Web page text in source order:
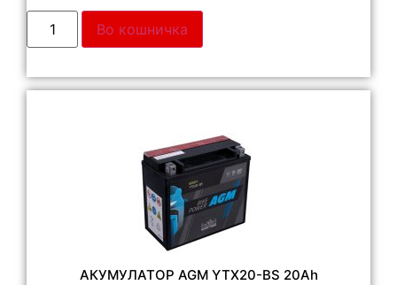
Во кошничка
АКУМУЛАТОР AGM YTX20-BS 20Ah